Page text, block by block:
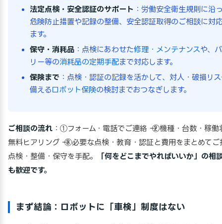
法定点検・安全認証のサポート ：労働安全衛生規則に沿
危険防止措置や記録の整備、安全認証取得のご相談に対
ます。
保守・消耗品 ：点検にあわせた修理・メンテナンスや、
リー等の消耗品の定期手配まで対応します。
保険まで ：点検・認証の記録を活かして、対人・破損リ
備えるロボット保険の検討までおつなぎします。
ご相談の流れ ：①フォーム・電話でご連絡 → ②機種・台数・稼働
無料ヒアリング → ③必要な点検・教育・認証と費用をまとめてご
点検・整備・保守を手配。
「何をどこまでやればいいか」の相
も歓迎です。
まず結論：ロボットに「車検」制度はない